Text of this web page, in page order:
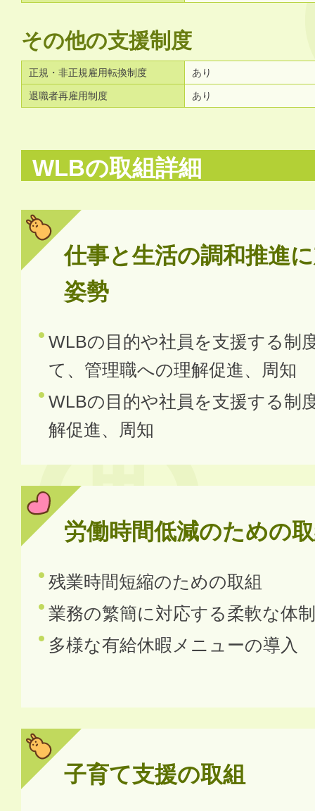
その他の支援制度
正規・非正規雇用転換制度 あり
退職者再雇用制度 あり
WLBの取組詳細
仕事と生活の調和推進
姿勢
WLBの目的や社員を支援する制
て、管理職への理解促進、周知
WLBの目的や社員を支援する制
解促進、周知
労働時間低減のための
残業時間短縮のための取組
業務の繁簡に対応する柔軟な体
多様な有給休暇メニューの導入
子育て支援の取組